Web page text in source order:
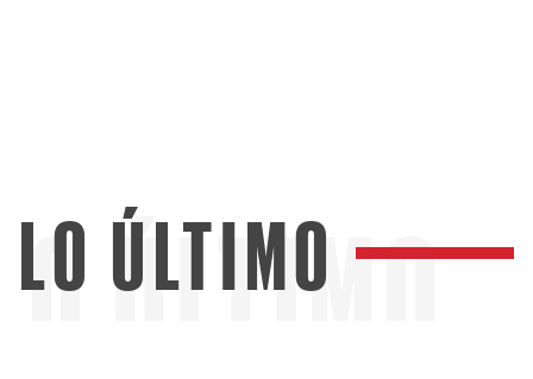
ÚLTIMO
LO ÚLTIMO